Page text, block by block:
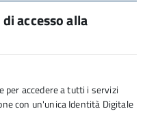
accesso alla
per accedere a tutti i servizi
con un'unica Identità Digitale